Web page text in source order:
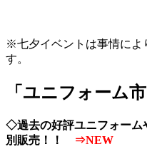
※七夕イベントは事情によ
す。
「ユニフォーム
◇過去の好評ユニフォーム
別販売！！
⇒NEW